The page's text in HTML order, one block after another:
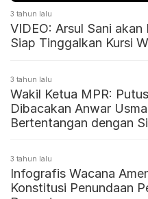
3 tahun lalu
VIDEO: Arsul Sani
Siap Tinggalkan Kursi
3 tahun lalu
Wakil Ketua MPR:
Dibacakan Anwar
Bertentangan dengan
3 tahun lalu
Infografis Wacana
Konstitusi Penundaan